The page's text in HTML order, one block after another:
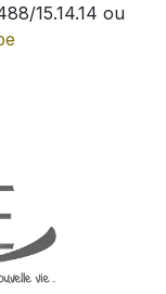
15.14.14 ou